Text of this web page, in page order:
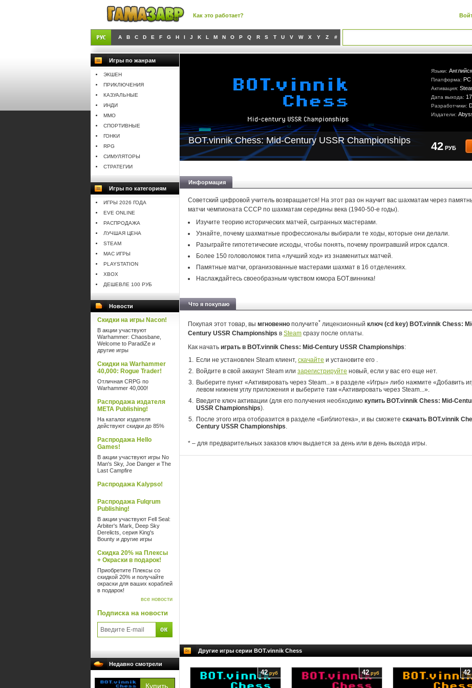
Как это работает?
A B C D E F G H I J K L M N O P Q R S T U V W X Y Z #
Игры по жанрам
ЭКШЕН
ПРИКЛЮЧЕНИЯ
КАЗУАЛЬНЫЕ
ИНДИ
MMO
СПОРТИВНЫЕ
ГОНКИ
RPG
СИМУЛЯТОРЫ
СТРАТЕГИИ
Игры по категориям
ИГРЫ 2026 ГОДА
EVE ONLINE
РАСПРОДАЖА
ЛУЧШАЯ ЦЕНА
STEAM
MAC ИГРЫ
PLAYSTATION
XBOX
ДЕШЕВЛЕ 100 РУБ
Новости
Скидки на игры Nacon!
В акции участвуют
Warhammer: Chaosbane,
Welcome to ParadiZe и
другие игры
Скидки на Warhammer
40,000: Rogue Trader!
Отличная CRPG по
Warhammer 40,000!
Распродажа издателя
META Publishing!
На каталог издателя
действуют скидки до 85%
Распродажа Hello
Games!
В акции участвуют игры No
Man's Sky, Joe Danger и The
Last Campfire
Распродажа Kalypso!
Распродажа Fulqrum
Publishing!
В акции участвуют Fell Seal:
Arbiter's Mark, Deep Sky
Derelicts, серия King's
Bounty и другие игры
Скидка 20% на Плексы
+ Окраски в подарок!
Приобретите Плексы со
скидкой 20% и получайте
окраски для ваших кораблей
в подарок!
все новости
Подписка на новости
Недавно смотрели
Языки:
Платформа: PC
Активация:
Дата выхода:
Разработчики:
Издатели:
BOT.vinnik Chess: Mid-Century USSR Championships 42 РУБ
Информация
Советский цифровой учитель возвращается! На этот раз он научит вас шахматам через
матчи чемпионата СССР по шахматам середины века (1940-50-е годы).
Изучите теорию исторических матчей, сыгранных мастерами.
Узнайте, почему шахматные профессионалы выбирали те ходы, которые они делали.
Разыграйте гипотетические исходы, чтобы понять, почему проигравший игрок сдался.
Более 150 головоломок типа «лучший ход» из знаменитых матчей.
Памятные матчи, организованные мастерами шахмат в 16 отделениях.
Наслаждайтесь своеобразным чувством юмора БОТ.винника!
Что я покупаю
Покупая этот товар, вы мгновенно получите* лицензионный ключ (cd key) BOT.vinnik Chess:
Century USSR Championships в Steam сразу после оплаты.
Как начать играть в BOT.vinnik Chess: Mid-Century USSR Championships:
Если не установлен Steam клиент, скачайте и установите его .
Войдите в свой аккаунт Steam или зарегистрируйте новый, если у вас его еще нет.
Выберите пункт «Активировать через Steam...» в разделе «Игры» либо нажмите «Добавить
левом нижнем углу приложения и выберите там «Активировать через Steam...».
Введите ключ активации (для его получения необходимо купить BOT.vinnik Chess: Mid-
USSR Championships).
После этого игра отобразится в разделе «Библиотека», и вы сможете скачать BOT.vinnik
Century USSR Championships.
* – для предварительных заказов ключ выдается за день или в день выхода игры.
Другие игры серии BOT.vinnik Chess
42руб 42руб 42